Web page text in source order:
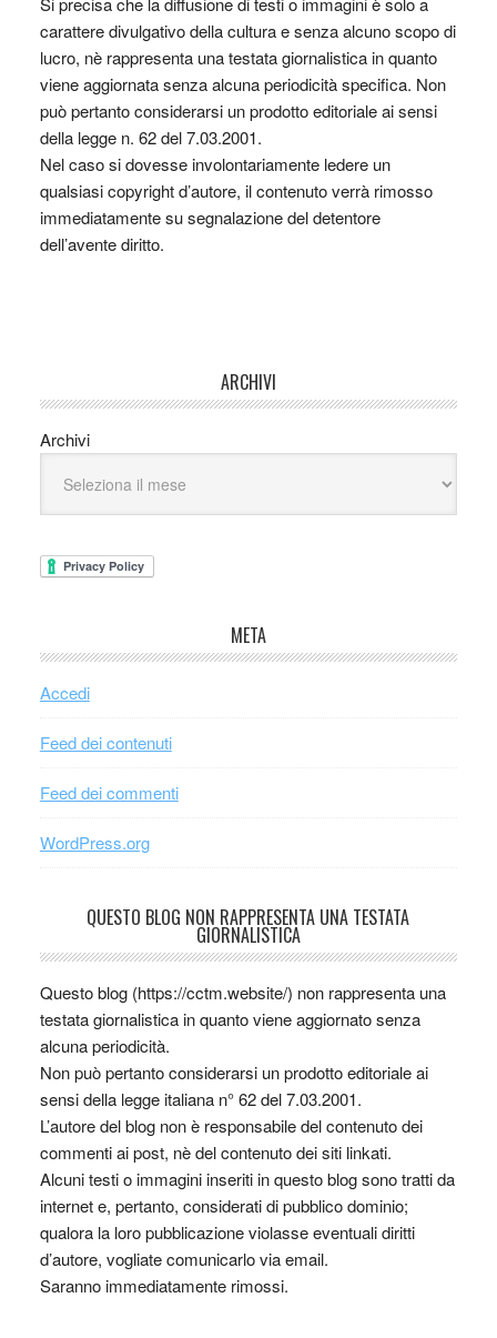
carattere divulgativo della cultura e senza alcuno scopo di
lucro, nè rappresenta una testata giornalistica in quanto
viene aggiornata senza alcuna periodicità specifica. Non
può pertanto considerarsi un prodotto editoriale ai sensi
della legge n. 62 del 7.03.2001.
Nel caso si dovesse involontariamente ledere un
qualsiasi copyright d’autore, il contenuto verrà rimosso
immediatamente su segnalazione del detentore
dell’avente diritto.
ARCHIVI
Archivi
META
Accedi
Feed dei contenuti
Feed dei commenti
WordPress.org
QUESTO BLOG NON RAPPRESENTA UNA TESTATA
GIORNALISTICA
Questo blog (https://cctm.website/) non rappresenta una
testata giornalistica in quanto viene aggiornato senza
alcuna periodicità.
Non può pertanto considerarsi un prodotto editoriale ai
sensi della legge italiana n° 62 del 7.03.2001.
L’autore del blog non è responsabile del contenuto dei
commenti ai post, nè del contenuto dei siti linkati.
Alcuni testi o immagini inseriti in questo blog sono tratti da
internet e, pertanto, considerati di pubblico dominio;
qualora la loro pubblicazione violasse eventuali diritti
d’autore, vogliate comunicarlo via email.
Saranno immediatamente rimossi.